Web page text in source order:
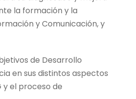
la formación y la
y Comunicación, y
de Desarrollo
en sus distintos aspectos
y el proceso de